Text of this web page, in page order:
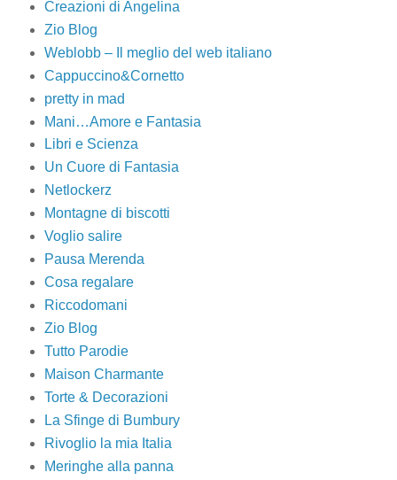
Creazioni di Angelina
Zio Blog
Weblobb – Il meglio del web italiano
Cappuccino&Cornetto
pretty in mad
Mani…Amore e Fantasia
Libri e Scienza
Un Cuore di Fantasia
Netlockerz
Montagne di biscotti
Voglio salire
Pausa Merenda
Cosa regalare
Riccodomani
Zio Blog
Tutto Parodie
Maison Charmante
Torte & Decorazioni
La Sfinge di Bumbury
Rivoglio la mia Italia
Meringhe alla panna